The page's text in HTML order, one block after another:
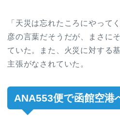
「天災は忘れたころにやって
彦の言葉だそうだが、まさに
ていた。また、火災に対する
主張がなされていた。
ANA553便で函館空港